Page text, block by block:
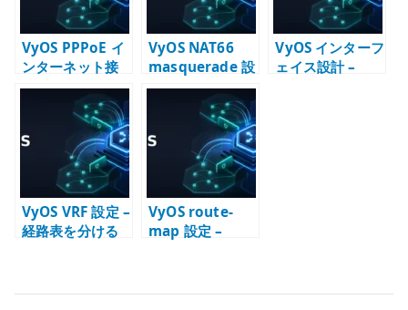
VyOS PPPoE イ
ンターネット接
続設定 –
Firewall / NAPT
/ MTU を確認す
る
VyOS NAT66
masquerade 設
定 – IPv6 NAT
を使う条件
VyOS インターフ
ェイス設計 –
VyOS VRF 設定 –
経路表を分ける
VyOS route-
map 設定 –
別する